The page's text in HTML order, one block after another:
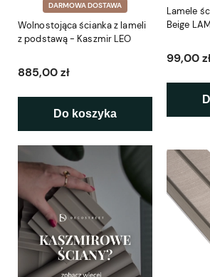
DARMOWA DOSTAWA
Wolnostojąca ścianka z lameli
z podstawą - Kaszmir LEO
885,00 zł
Do koszyka
Lamele
Beige
99,00